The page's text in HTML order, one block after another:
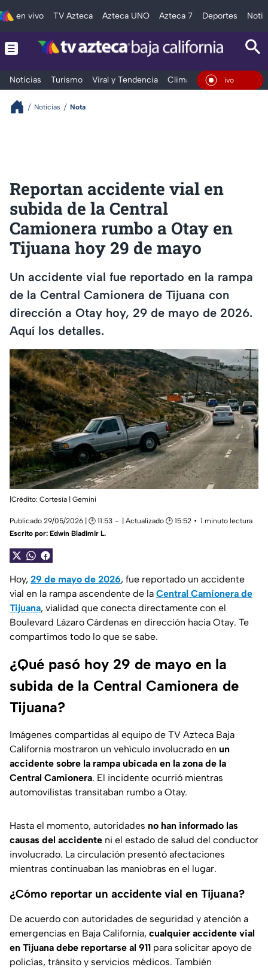
en vivo TV Azteca Azteca UNO Azteca 7 Deportes
Noticias Turismo Viral y Tendencia Clima Deportes
En Vivo
Noticias Nota
Reportan accidente vial en
subida de la Central
Camionera rumbo a Otay en
Tijuana hoy 29 de mayo
Un accidente vial fue reportado en la rampa
de la Central Camionera de Tijuana con
dirección a Otay hoy, 29 de mayo de 2026.
Aquí los detalles.
|Crédito: Cortesía | Gemini
Publicado 29/05/2026 | 🕑 11:53 | Actualizado 🕑 15:52
1 minuto lectura
Escrito por: Edwin Bladimir L.
Hoy, 29 de mayo de 2026, fue reportado un accidente
vial en la rampa ascendente de la Central Camionera de
Tijuana, vialidad que conecta directamente con el
Boulevard Lázaro Cárdenas en dirección hacia Otay. Te
compartimos todo lo que se sabe.
¿Qué pasó hoy 29 de mayo en la
subida de la Central Camionera de
Tijuana?
Imágenes compartidas al equipo de TV Azteca Baja
California mostraron un vehículo involucrado en un
accidente sobre la rampa ubicada en la zona de la
Central Camionera. El incidente ocurrió mientras
automovilistas transitaban rumbo a Otay.
Hasta el momento, autoridades no han informado las
causas del accidente ni el estado de salud del conductor
involucrado. La circulación presentó afectaciones
mientras continuaban las maniobras en el lugar.
¿Cómo reportar un accidente vial en Tijuana?
De acuerdo con autoridades de seguridad y atención a
emergencias en Baja California, cualquier accidente vial
en Tijuana debe reportarse al 911 para solicitar apoyo de
policías, tránsito y servicios médicos. También